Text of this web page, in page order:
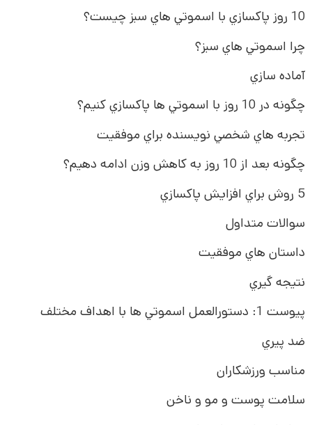
10 روز پاکسازي با اسموتي هاي سبز چيست؟
چرا اسموتي هاي سبز؟
آماده سازي
چگونه در 10 روز با اسموتي ها پاکسازي کنيم؟
تجربه هاي شخصي نويسنده براي موفقيت
چگونه بعد از 10 روز به کاهش وزن ادامه دهيم؟
5 روش براي افزايش پاکسازي
سوالات متداول
داستان هاي موفقيت
نتيجه گيري
پيوست 1: دستورالعمل اسموتي ها با اهداف مختلف
ضد پيري
مناسب ورزشکاران
سلامت پوست و مو و ناخن